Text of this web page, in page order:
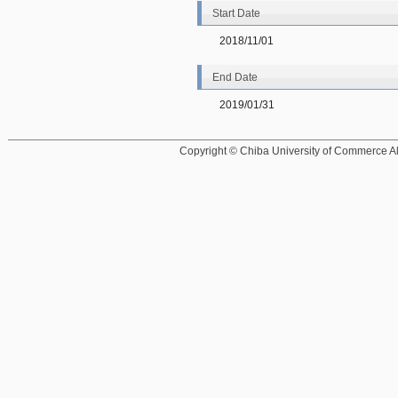
Start Date
2018/11/01
End Date
2019/01/31